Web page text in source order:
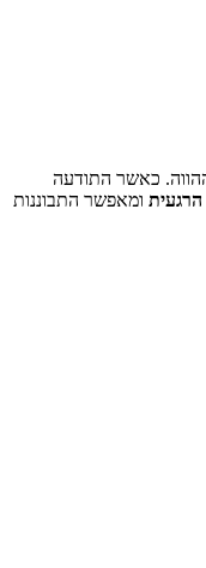
כאשר התודעה
ומאפשר התבוננות